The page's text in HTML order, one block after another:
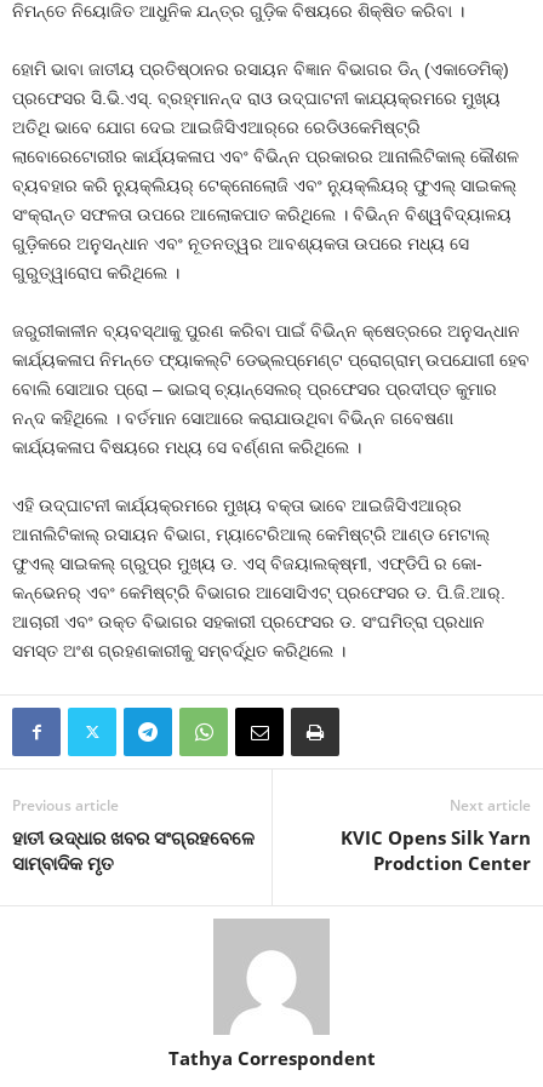
ନିମନ୍ତେ ନିୟୋଜିତ ଆଧୁନିକ ଯନ୍ତ୍ର ଗୁଡ଼ିକ ବିଷୟରେ ଶିକ୍ଷିତ କରିବା ।
ହୋମି ଭାବା ଜାତୀୟ ପ୍ରତିଷ୍ଠାନର ରସାୟନ ବିଜ୍ଞାନ ବିଭାଗର ଡିନ୍ (ଏକାଡେମିକ୍‌)
ପ୍ରଫେସର ସି.ଭି.ଏସ୍‌. ବ୍ରହ୍ମାନନ୍ଦ ରାଓ ଉଦ୍‌ଘାଟନୀ କାଯ୍ୟକ୍ରମରେ ମୁଖ୍ୟ
ଅତିଥି ଭାବେ ଯୋଗ ଦେଇ ଆଇଜିସିଏଆର୍‌ରେ ରେଡିଓକେମିଷ୍ଟ୍ରି
ଲାବୋରେଟୋରୀର କାର୍ଯ୍ୟକଳାପ ଏବଂ ବିଭିନ୍ନ ପ୍ରକାରର ଆନାଲିଟିକାଲ୍ କୌଶଳ
ବ୍ୟବହାର କରି ନ୍ୟୁକ୍ଲିୟର୍ ଟେକ୍ନୋଲୋଜି ଏବଂ ନ୍ୟୁକ୍ଲିୟର୍ ଫୁଏଲ୍ ସାଇକଲ୍
ସଂକ୍ରାନ୍ତ ସଫଳତା ଉପରେ ଆଲୋକପାତ କରିଥିଲେ । ବିଭିନ୍ନ ବିଶ୍ୱବିଦ୍ୟାଳୟ
ଗୁଡ଼ିକରେ ଅନୁସନ୍ଧାନ ଏବଂ ନୂତନତ୍ୱର ଆବଶ୍ୟକତା ଉପରେ ମଧ୍ୟ ସେ
ଗୁରୁତ୍ୱାରୋପ କରିଥିଲେ ।
ଜରୁରୀକାଳୀନ ବ୍ୟବସ୍ଥାକୁ ପୁରଣ କରିବା ପାଇଁ ବିଭିନ୍ନ କ୍ଷେତ୍ରରେ ଅନୁସନ୍ଧାନ
କାର୍ଯ୍ୟକଳାପ ନିମନ୍ତେ ଫ୍ୟାକଲ୍ଟି ଡେଭ୍‌ଲପ୍‌ମେଣ୍ଟ ପ୍ରୋଗ୍ରାମ୍ ଉପଯୋଗୀ ହେବ
ବୋଲି ସୋଆର ପ୍ରୋ – ଭାଇସ୍ ଚ୍ୟାନ୍‌ସେଲର୍ ପ୍ରଫେସର ପ୍ରଦୀପ୍ତ କୁମାର
ନନ୍ଦ କହିଥିଲେ । ବର୍ତମାନ ସୋଆରେ କରାଯାଉଥିବା ବିଭିନ୍ନ ଗବେଷଣା
କାର୍ଯ୍ୟକଳାପ ବିଷୟରେ ମଧ୍ୟ ସେ ବର୍ଣ୍ଣନା କରିଥିଲେ ।
ଏହି ଉଦ୍‌ଘାଟନୀ କାର୍ଯ୍ୟକ୍ରମରେ ମୁଖ୍ୟ ବକ୍ତା ଭାବେ ଆଇଜିସିଏଆର୍‌ର
ଆନାଲିଟିକାଲ୍ ରସାୟନ ବିଭାଗ, ମ୍ୟାଟେରିଆଲ୍ କେମିଷ୍ଟ୍ରି ଆଣ୍ଡ ମେଟାଲ୍
ଫୁଏଲ୍ ସାଇକଲ୍ ଗ୍ରୁପ୍‌ର ମୁଖ୍ୟ ଡ. ଏସ୍ ବିଜୟାଲକ୍ଷ୍ମୀ, ଏଫ୍‌ଡିପି ର କୋ-
କନ୍‌ଭେନର୍ ଏବଂ କେମିଷ୍ଟ୍ରି ବିଭାଗର ଆସୋସିଏଟ୍ ପ୍ରଫେସର ଡ. ପି.ଜି.ଆର୍‌.
ଆଚାରୀ ଏବଂ ଉକ୍ତ ବିଭାଗର ସହକାରୀ ପ୍ରଫେସର ଡ. ସଂଘମିତ୍ରା ପ୍ରଧାନ
ସମସ୍ତ ଅଂଶ ଗ୍ରହଣକାରୀକୁ ସମ୍ବର୍ଦ୍ଧିତ କରିଥିଲେ ।
Previous article
ହାତୀ ଉଦ୍ଧାର ଖବର ସଂଗ୍ରହବେଳେ
ସାମ୍ବାଦିକ ମୃତ
Next article
KVIC Opens Silk Yarn
Prodction Center
Tathya Correspondent